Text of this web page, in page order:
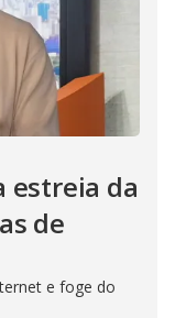
estreia da
de
e foge do